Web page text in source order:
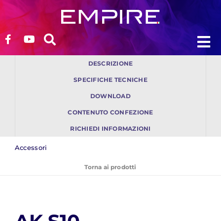
Salta
al
contenuto
Soluzioni
Soluzioni
DESCRIZIONE
SPECIFICHE TECNICHE
DOWNLOAD
CONTENUTO CONFEZIONE
RICHIEDI INFORMAZIONI
Accessori
Torna ai prodotti